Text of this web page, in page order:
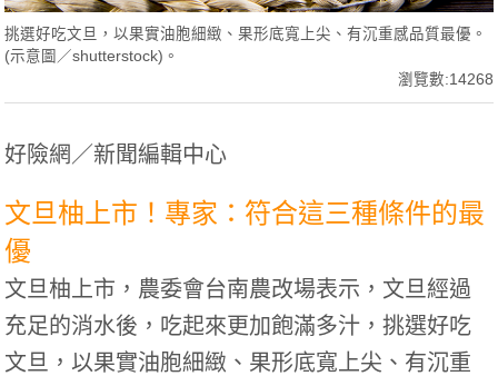
挑選好吃文旦，以果實油胞細緻、果形底寬上尖、有沉重感品質最優。
(示意圖／shutterstock)。
瀏覽數:14268
好險網／新聞編輯中心
文旦柚上市！專家：符合這三種條件的最
優
文旦柚上市，農委會台南農改場表示，文旦經過
充足的消水後，吃起來更加飽滿多汁，挑選好吃
文旦，以果實油胞細緻、果形底寬上尖、有沉重